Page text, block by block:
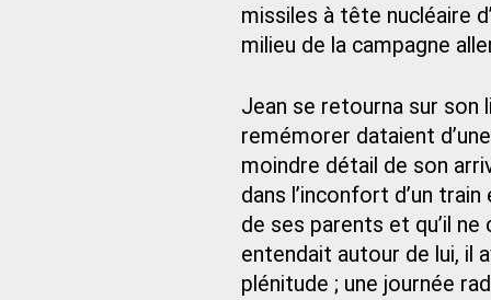
missiles à tête nucléaire
milieu de la campagne
Jean se retourna sur son
remémorer dataient
moindre détail de son
dans l’inconfort d’un
de ses parents et qu’il
entendait autour de lui, il
plénitude ; une journée